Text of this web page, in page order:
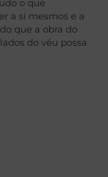
o que
a si mesmos e a
que a obra do
do véu possa